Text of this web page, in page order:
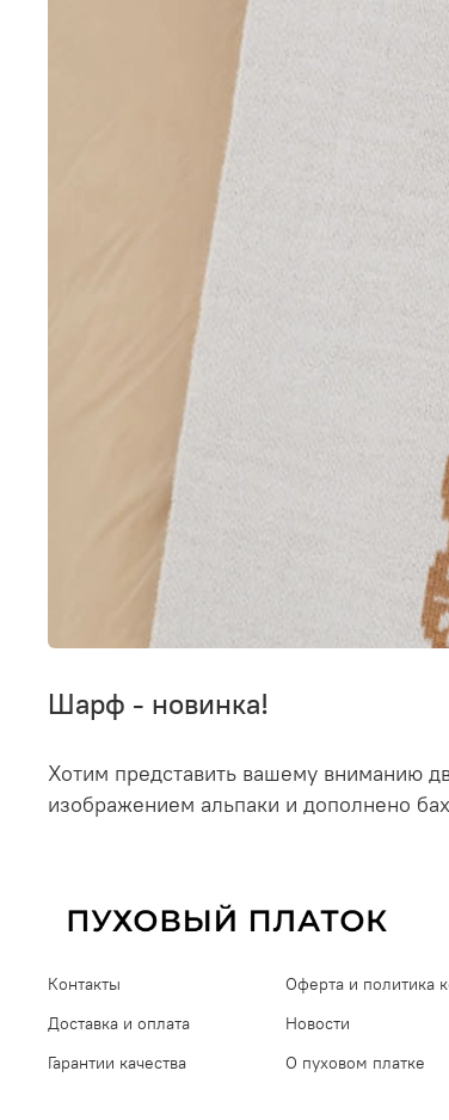
Шарф - новинка!
Хотим представить вашему вниманию
изображением альпаки и дополнено
Контакты
Доставка и оплата
Гарантии качества
Оферта и политика
Новости
О пуховом платке